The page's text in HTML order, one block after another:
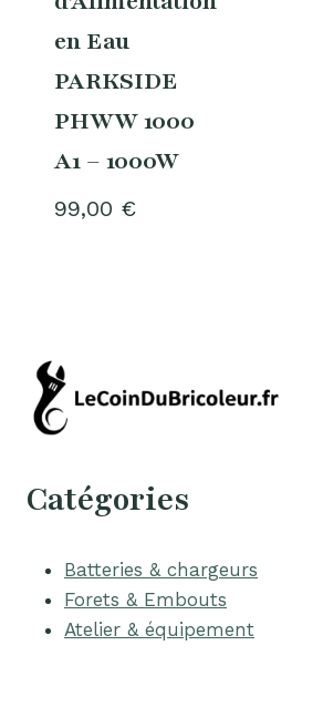
en Eau
PARKSIDE
PHWW 1000
A1 – 1000W
99,00 €
Catégories
Batteries & chargeurs
Forets & Embouts
Atelier & équipement